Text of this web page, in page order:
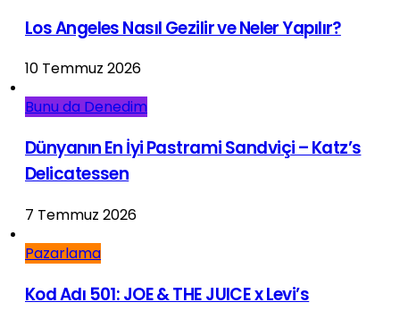
Los Angeles Nasıl Gezilir ve Neler Yapılır?
10 Temmuz 2026
Bunu da Denedim
Dünyanın En İyi Pastrami Sandviçi – Katz’s
Delicatessen
7 Temmuz 2026
Pazarlama
Kod Adı 501: JOE & THE JUICE x Levi’s